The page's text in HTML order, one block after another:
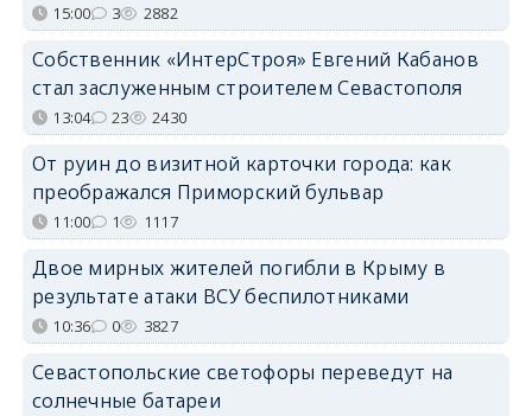
15:00 3 2882
Собственник «ИнтерСтроя» Евгений Кабанов
стал заслуженным строителем Севастополя
13:04 23 2430
От руин до визитной карточки города: как
преображался Приморский бульвар
11:00 1 1117
Двое мирных жителей погибли в Крыму в
результате атаки ВСУ беспилотниками
10:36 0 3827
Севастопольские светофоры переведут на
солнечные батареи